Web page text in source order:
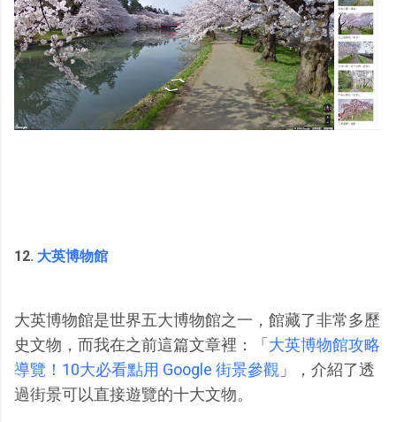
12. 大英博物館
大英博物館是世界五大博物館之一，館藏了非常多歷
史文物，而我在之前這篇文章裡：「 大英博物館攻略
導覽！10大必看點用 Google 街景參觀 」，介紹了透
過街景可以直接遊覽的十大文物。